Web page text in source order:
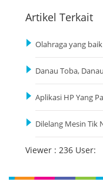
Artikel Terkait
Olahraga yang
Danau Toba,
Aplikasi HP Yang
Dilelang Mesin Tik
Viewer : 236 User: